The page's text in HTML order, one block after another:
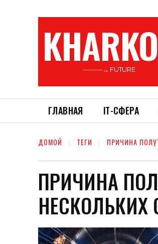
———→ FUTURE
ГЛАВНАЯ ІТ-СФЕРА
ДОМОЙ ТЕГИ ПРИЧИНА
ПРИЧИНА
НЕСКОЛЬКИХ